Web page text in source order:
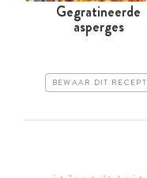
Gegratineerde
asperges
BEWAAR DIT RECEPT